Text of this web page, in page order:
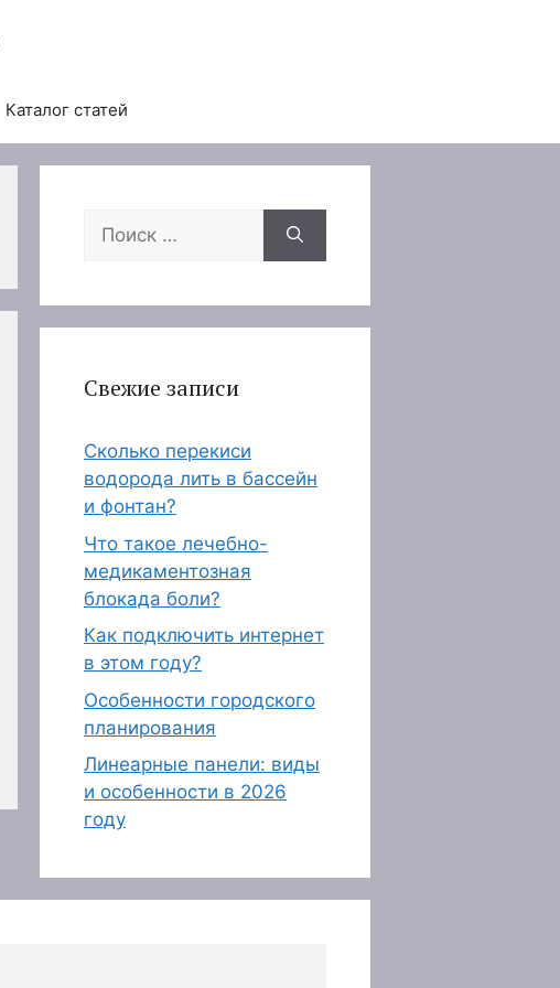
Каталог статей
Поиск:
Свежие записи
Сколько перекиси
водорода лить в бассейн
и фонтан?
Что такое лечебно-
медикаментозная
блокада боли?
Как подключить интернет
в этом году?
Особенности городского
планирования
Линеарные панели: виды
и особенности в 2026
году